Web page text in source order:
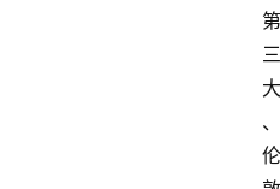
第
三
大
、
伦